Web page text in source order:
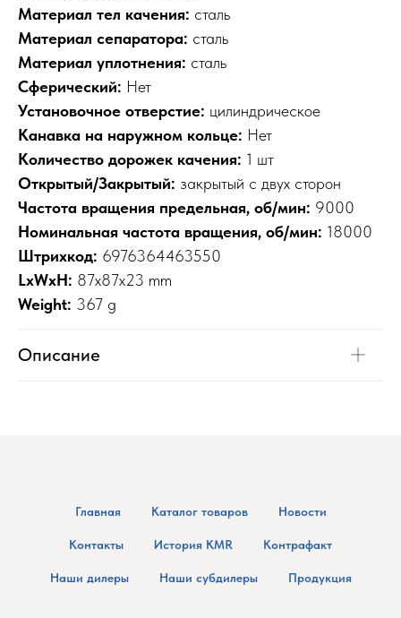
Материал тел качения: сталь
Материал сепаратора: сталь
Материал уплотнения: сталь
Сферический: Нет
Установочное отверстие: цилиндрическое
Канавка на наружном кольце: Нет
Количество дорожек качения: 1 шт
Открытый/Закрытый: закрытый с двух сторон
Частота вращения предельная, об/мин: 9000
Номинальная частота вращения, об/мин: 18000
Штрихкод: 6976364463550
LxWxH: 87x87x23 mm
Weight: 367 g
Описание
Главная Каталог товаров Новости
Контакты История KMR Контрафакт
Наши дилеры Наши субдилеры Продукция